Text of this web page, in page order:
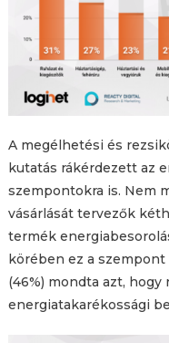
A megélhetési és
kutatás rákérdezett az
szempontokra is. Nem
vásárlását tervezők
termék
körében ez a
(46%) mondta azt,
energiatakarékossági